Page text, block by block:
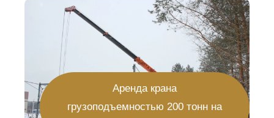
Аренда крана
грузоподъемностью 200 тонн на